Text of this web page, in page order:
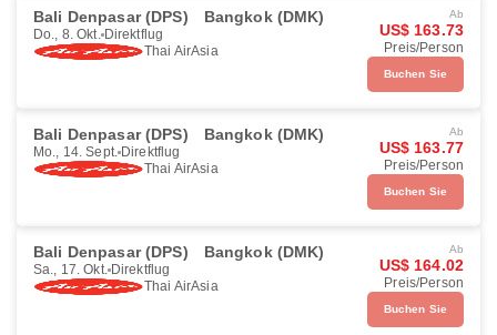
Bali Denpasar (DPS) Bangkok (DMK)
Do., 8. Okt. Direktflug
Thai AirAsia
Ab
US$ 163.73
Preis/Person
Buchen Sie
Bali Denpasar (DPS) Bangkok (DMK)
Mo., 14. Sept. Direktflug
Thai AirAsia
Ab
US$ 163.77
Preis/Person
Buchen Sie
Bali Denpasar (DPS) Bangkok (DMK)
Sa., 17. Okt. Direktflug
Thai AirAsia
Ab
US$ 164.02
Preis/Person
Buchen Sie